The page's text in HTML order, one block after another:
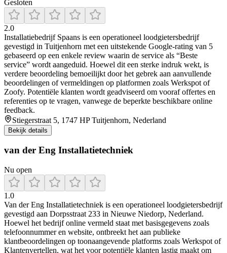
Gesloten
2.0
Installatiebedrijf Spaans is een operationeel loodgietersbedrijf
gevestigd in Tuitjenhorn met een uitstekende Google-rating van 5
gebaseerd op een enkele review waarin de service als “Beste
service” wordt aangeduid. Hoewel dit een sterke indruk wekt, is
verdere beoordeling bemoeilijkt door het gebrek aan aanvullende
beoordelingen of vermeldingen op platformen zoals Werkspot of
Zoofy. Potentiële klanten wordt geadviseerd om vooraf offertes en
referenties op te vragen, vanwege de beperkte beschikbare online
feedback.
Stiegerstraat 5, 1747 HP Tuitjenhorn, Nederland
Bekijk details
van der Eng Installatietechniek
Nu open
1.0
Van der Eng Installatietechniek is een operationeel loodgietersbedrijf
gevestigd aan Dorpsstraat 233 in Nieuwe Niedorp, Nederland.
Hoewel het bedrijf online vermeld staat met basisgegevens zoals
telefoonnummer en website, ontbreekt het aan publieke
klantbeoordelingen op toonaangevende platforms zoals Werkspot of
Klantenvertellen, wat het voor potentiële klanten lastig maakt om